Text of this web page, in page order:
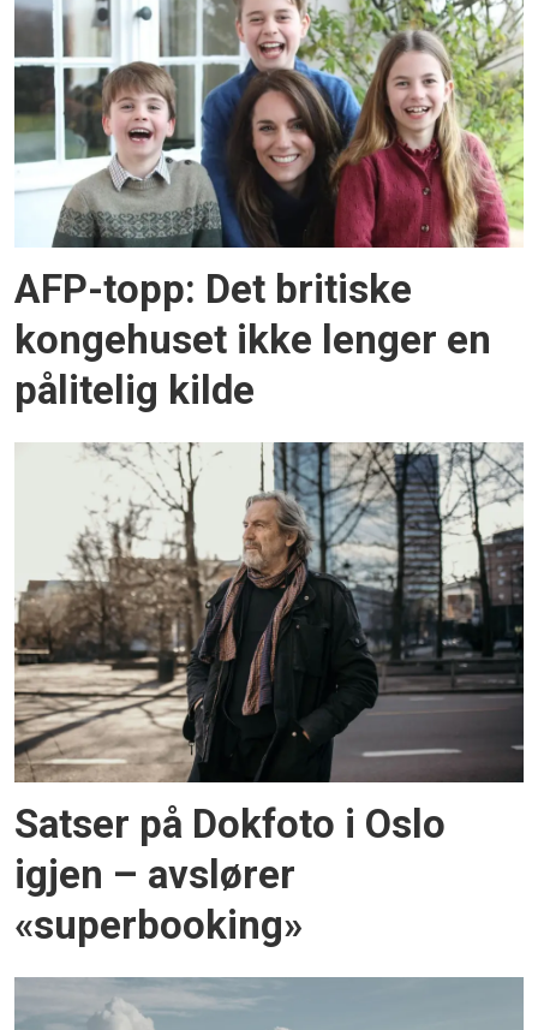
AFP-topp: Det britiske
kongehuset ikke lenger en
pålitelig kilde
Satser på Dokfoto i Oslo
igjen – avslører
«superbooking»